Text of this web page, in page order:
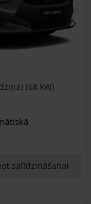
(68 kW)
salīdzināšanai